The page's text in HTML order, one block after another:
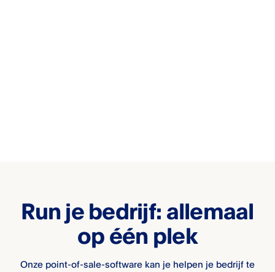
Run je bedrijf: allemaal
op één plek
Onze point-of-sale-software kan je helpen je bedrijf te